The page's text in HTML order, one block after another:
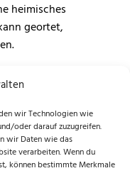
wir Technologien wie
oder darauf zuzugreifen.
wir Daten wie das
verarbeiten. Wenn du
können bestimmte Merkmale
heimisches
geortet,
Modul
dank